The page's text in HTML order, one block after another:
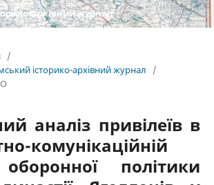
архівний журнал
/
історико-архівний журнал
/
аналіз привілеїв в
комунікаційній
політики